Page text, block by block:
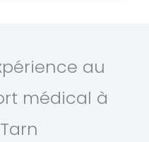
au
médical à